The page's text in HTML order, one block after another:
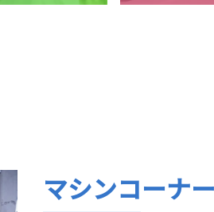
マシンコーナー